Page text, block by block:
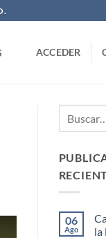
ACCEDER
06
Ago
la